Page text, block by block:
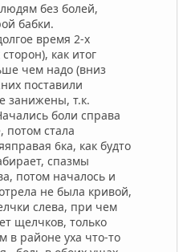
без болей,
бабки.
время 2-х
как итог
чем надо (вниз
поставили
занижены, т.к.
боли справа
потом стала
6ка, как будто
спазмы
потом началось и
не была кривой,
слева, при чем
щелчков, только
в районе уха что-то